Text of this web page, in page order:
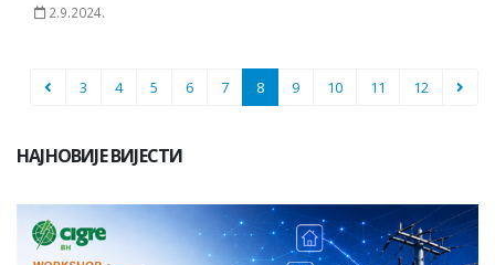
2.9.2024.
3 4 5 6 7 8 9 10 11 12
НАЈНОВИЈЕ ВИЈЕСТИ